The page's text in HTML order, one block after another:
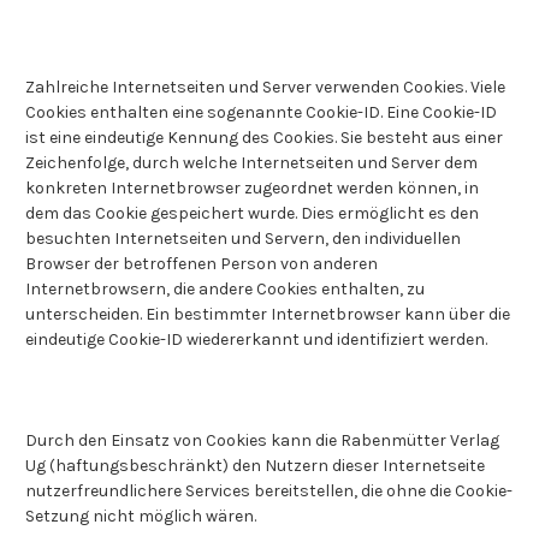
Zahlreiche Internetseiten und Server verwenden Cookies. Viele
Cookies enthalten eine sogenannte Cookie-ID. Eine Cookie-ID
ist eine eindeutige Kennung des Cookies. Sie besteht aus einer
Zeichenfolge, durch welche Internetseiten und Server dem
konkreten Internetbrowser zugeordnet werden können, in
dem das Cookie gespeichert wurde. Dies ermöglicht es den
besuchten Internetseiten und Servern, den individuellen
Browser der betroffenen Person von anderen
Internetbrowsern, die andere Cookies enthalten, zu
unterscheiden. Ein bestimmter Internetbrowser kann über die
eindeutige Cookie-ID wiedererkannt und identifiziert werden.
Durch den Einsatz von Cookies kann die Rabenmütter Verlag
Ug (haftungsbeschränkt) den Nutzern dieser Internetseite
nutzerfreundlichere Services bereitstellen, die ohne die Cookie-
Setzung nicht möglich wären.